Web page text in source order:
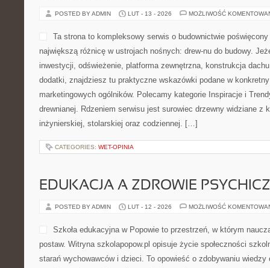
POSTED BY ADMIN LUT - 13 - 2026 MOŻLIWOŚĆ
Ta strona to kompleksowy serwis o budownictwie
największą różnicę w ustrojach nośnych: drew-nu do budowy.
inwestycji, odświeżenie, platforma zewnętrzna, konstrukcja
dodatki, znajdziesz tu praktyczne wskazówki podane w
marketingowych ogólników. Polecamy kategorie Inspiracje i
drewnianej. Rdzeniem serwisu jest surowiec drzewny widziane z
inżynierskiej, stolarskiej oraz codziennej. […]
CATEGORIES: WET-OPINIA
EDUKACJA A ZDROWIE
POSTED BY ADMIN LUT - 12 - 2026 MOŻLIWOŚĆ
Szkoła edukacyjna w Popowie to przestrzeń, w którym
postaw. Witryna szkolapopow.pl opisuje życie społeczności
starań wychowawców i dzieci. To opowieść o zdobywaniu